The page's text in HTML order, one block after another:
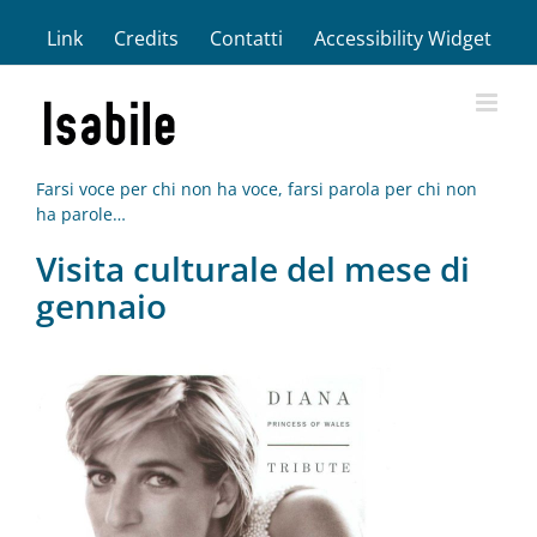
contenuto
Link Credits Contatti Accessibility Widget
Farsi voce per chi non ha voce, farsi parola per chi non
ha parole…
Visita culturale del mese di
gennaio